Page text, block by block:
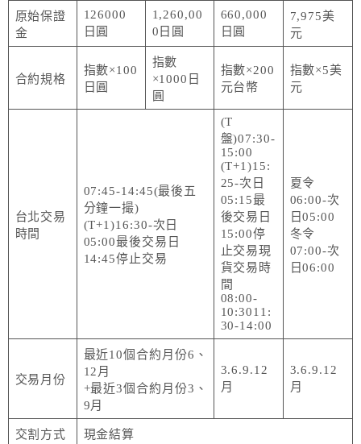
原始保證
金
126000
日圓
1,260,00
0日圓
660,000
日圓
7,975美
元
合約規格
指數×100
日圓
指數
×1000日
圓
指數×200
元台幣
指數×5美
元
台北交易
時間
07:45-14:45(最後五
分鐘一撮)
(T+1)16:30-次日
05:00最後交易日
14:45停止交易
(T
盤)07:30-
15:00
(T+1)15:
25-次日
05:15最
後交易日
15:00停
止交易現
貨交易時
間
08:00-
10:3011:
30-14:00
夏令
06:00-次
日05:00
冬令
07:00-次
日06:00
交易月份
最近10個合約月份6、
12月
+最近3個合約月份3、
9月
3.6.9.12
月
3.6.9.12
月
交割方式 現金結算